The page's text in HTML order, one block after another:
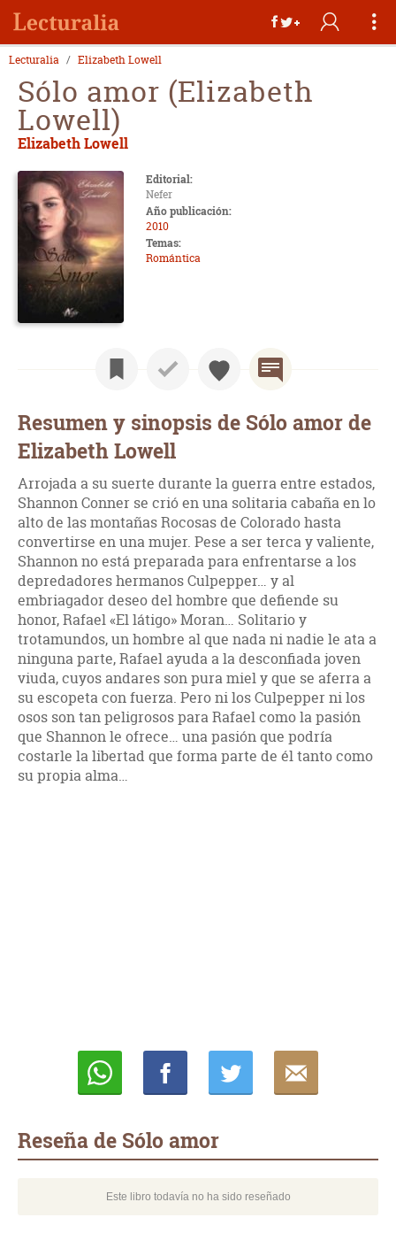
Lecturalia Elizabeth Lowell
Sólo amor (Elizabeth
Lowell)
Elizabeth Lowell
Editorial:
Nefer
Año publicación:
2010
Temas:
Romántica
Resumen y sinopsis de Sólo amor de
Elizabeth Lowell
Arrojada a su suerte durante la guerra entre estados,
Shannon Conner se crió en una solitaria cabaña en lo
alto de las montañas Rocosas de Colorado hasta
convertirse en una mujer. Pese a ser terca y valiente,
Shannon no está preparada para enfrentarse a los
depredadores hermanos Culpepper… y al
embriagador deseo del hombre que defiende su
honor, Rafael «El látigo» Moran… Solitario y
trotamundos, un hombre al que nada ni nadie le ata a
ninguna parte, Rafael ayuda a la desconfiada joven
viuda, cuyos andares son pura miel y que se aferra a
su escopeta con fuerza. Pero ni los Culpepper ni los
osos son tan peligrosos para Rafael como la pasión
que Shannon le ofrece… una pasión que podría
costarle la libertad que forma parte de él tanto como
su propia alma…
Reseña de Sólo amor
Este libro todavía no ha sido reseñado